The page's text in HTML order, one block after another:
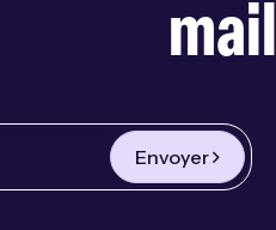
mail
Envoyer